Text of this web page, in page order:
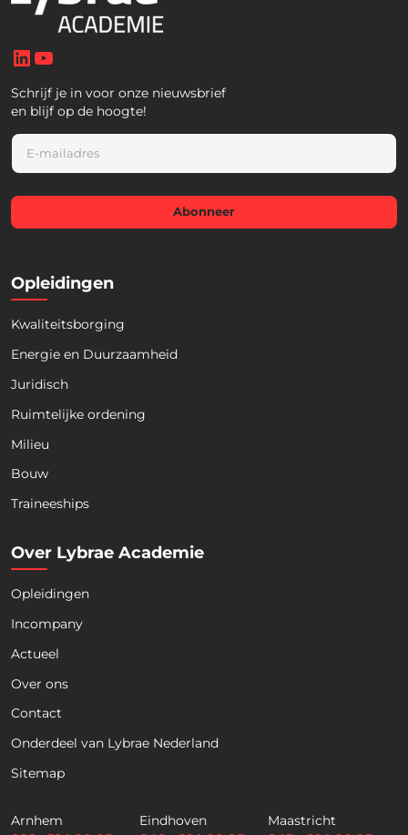
LinkedIn
Schrijf je in voor onze nieuwsbrief
en blijf op de hoogte!
E
a
i
*
Abonneer
Opleidingen
Kwaliteitsborging
Energie en Duurzaamheid
Juridisch
Ruimtelijke ordening
Milieu
Bouw
Traineeships
Over Lybrae Academie
Opleidingen
Incompany
Actueel
Over ons
Contact
Onderdeel van Lybrae Nederland
Sitemap
Arnhem
Eindhoven
Maastricht
Naam
Telefoon
m